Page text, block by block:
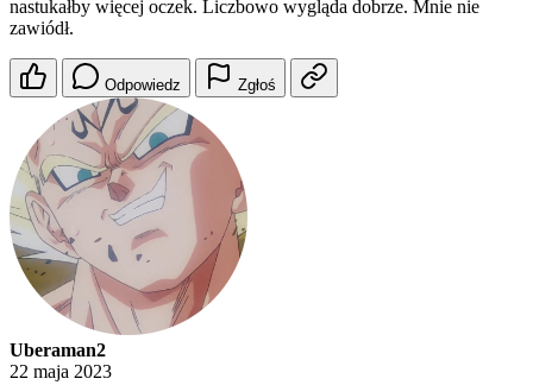
nastukałby więcej oczek. Liczbowo wygląda dobrze. Mnie nie
zawiódł.
Odpowiedz Zgłoś
Uberaman2
22 maja 2023